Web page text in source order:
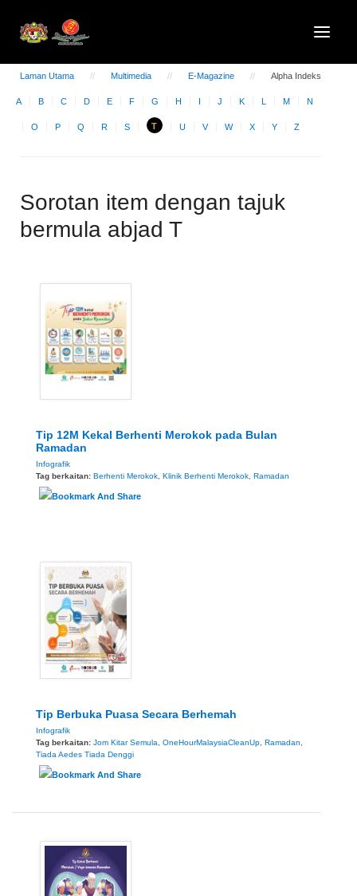
Laman Utama Multimedia E-Magazine Alpha Indeks
A B C D E F G H I J K L M N
O P Q R S T U V W X Y Z
Sorotan item dengan tajuk
bermula abjad T
Tip 12M Kekal Berhenti Merokok pada Bulan
Ramadan
Infografik
Tag berkaitan: Berhenti Merokok, Klinik Berhenti Merokok, Ramadan
Tip Berbuka Puasa Secara Berhemah
Infografik
Tag berkaitan: Jom Kitar Semula OneHourMalaysiaCleanUp Ramadan
Tiada Aedes Tiada Denggi